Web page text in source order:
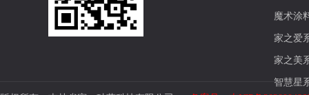
魔术涂
家之爱
家之美
智慧星